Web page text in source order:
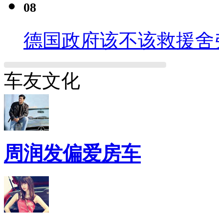
08
德国政府该不该救援舍
车友文化
周润发偏爱房车